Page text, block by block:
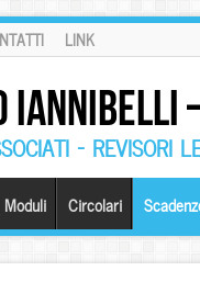
LINK
– REVISORI
Moduli Circolari